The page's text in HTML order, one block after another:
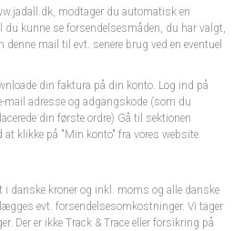
modtager du automatisk en
kunne se forsendelsesmåden, du har valgt,
mail til evt. senere brug ved en eventuel
din faktura på din konto. Log ind på
adresse og adgangskode (som du
din første ordre) Gå til sektionen
at klikke på "Min konto" fra vores website.
i danske kroner og inkl. moms og alle danske
evt. forsendelsesomkostninger. Vi tager
Der er ikke Track & Trace eller forsikring på